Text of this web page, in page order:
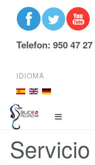
Telefon: 950 47 27
IDIOMA